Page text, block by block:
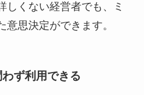
しくない経営者でも、ミ
思決定ができます。
ず利用できる